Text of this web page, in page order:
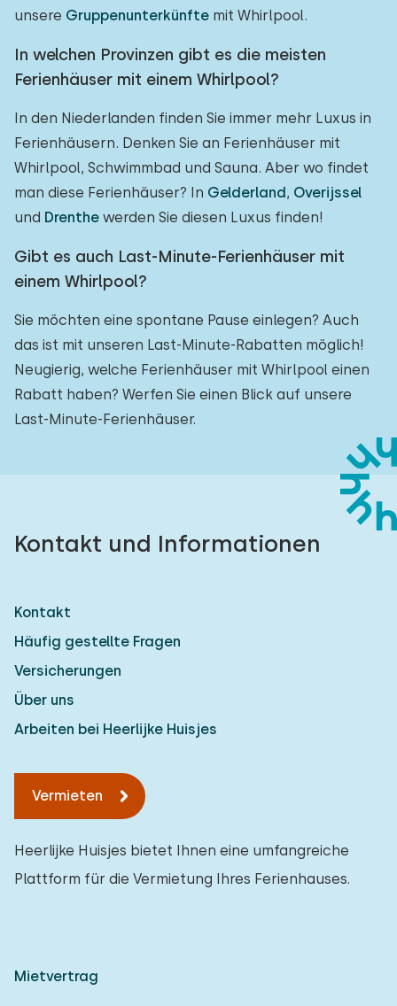
unsere Gruppenunterkünfte mit Whirlpool.
In welchen Provinzen gibt es die meisten
Ferienhäuser mit einem Whirlpool?
In den Niederlanden finden Sie immer mehr Luxus in
Ferienhäusern. Denken Sie an Ferienhäuser mit
Whirlpool, Schwimmbad und Sauna. Aber wo findet
man diese Ferienhäuser? In Gelderland, Overijssel
und Drenthe werden Sie diesen Luxus finden!
Gibt es auch Last-Minute-Ferienhäuser mit
einem Whirlpool?
Sie möchten eine spontane Pause einlegen? Auch
das ist mit unseren Last-Minute-Rabatten möglich!
Neugierig, welche Ferienhäuser mit Whirlpool einen
Rabatt haben? Werfen Sie einen Blick auf unsere
Last-Minute-Ferienhäuser.
Kontakt und Informationen
Kontakt
Häufig gestellte Fragen
Versicherungen
Über uns
Arbeiten bei Heerlijke Huisjes
Vermieten
Heerlijke Huisjes bietet Ihnen eine umfangreiche
Plattform für die Vermietung Ihres Ferienhauses.
Mietvertrag